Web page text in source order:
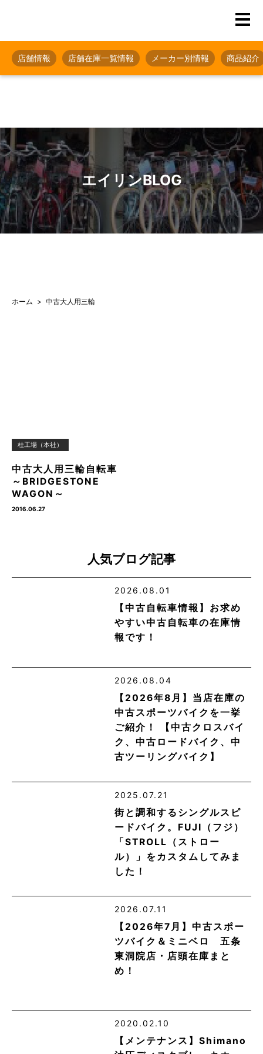
店舗情報 店舗在庫一覧情報 メーカー別情報 商品紹介
エイリンBLOG
ホーム 中古大人用三輪
桂工場（本社）
中古大人用三輪自転車
～BRIDGESTONE
WAGON～
2016.06.27
人気ブログ記事
2026.08.01
【中古自転車情報】お求め
やすい中古自転車の在庫情
報です！
2026.08.04
【2026年8月】当店在庫の
中古スポーツバイクを一挙
ご紹介！ 【中古クロスバイ
ク、中古ロードバイク、中
古ツーリングバイク】
2025.07.21
街と調和するシングルスピ
ードバイク。FUJI（フジ）
「STROLL（ストロー
ル）」をカスタムしてみま
した！
2026.07.11
【2026年7月】中古スポー
ツバイク＆ミニベロ 五条
東洞院店・店頭在庫まと
め！
2020.02.10
【メンテナンス】Shimano